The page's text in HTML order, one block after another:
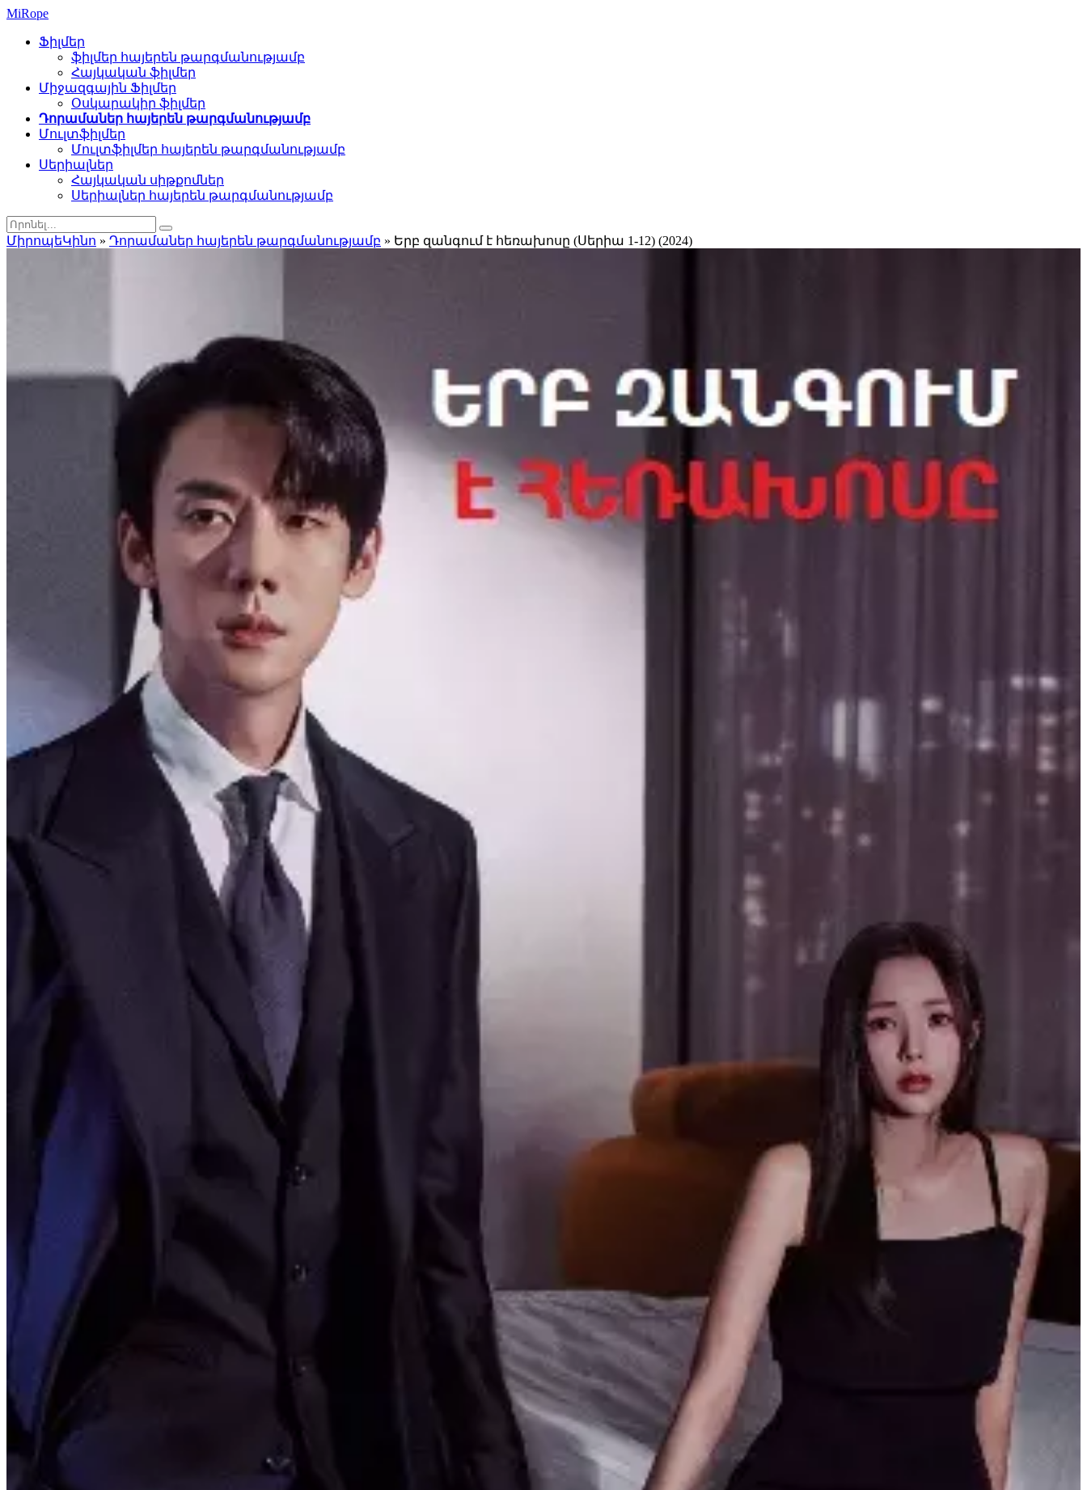
MiRope
Ֆիլմեր
ֆիլմեր հայերեն թարգմանությամբ
Հայկական ֆիլմեր
Միջազգային Ֆիլմեր
Օսկարակիր ֆիլմեր
Դորամաներ հայերեն թարգմանությամբ
Մուլտֆիլմեր
Մուլտֆիլմեր հայերեն թարգմանությամբ
Սերիալներ
Հայկական սիթքոմներ
Սերիալներ հայերեն թարգմանությամբ
ՄիրոպեԿինո » Դորամաներ հայերեն թարգմանությամբ » Երբ զանգում է հեռախոսը (Սերիա 1-12) (2024)